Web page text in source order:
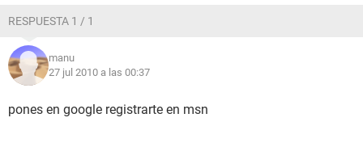
RESPUESTA 1 / 1
manu
27 jul 2010 a las 00:37
pones en google registrarte en msn